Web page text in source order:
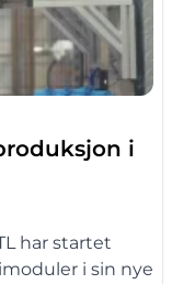
i
har startet
i sin nye